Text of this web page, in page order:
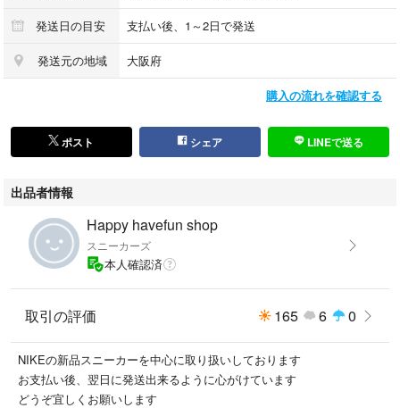
発送日の目安 支払い後、1～2日で発送
発送元の地域 大阪府
購入の流れを確認する
ポスト シェア LINEで送る
出品者情報
Happy havefun shop
スニーカーズ
本人確認済
取引の評価 165 6 0
NIKEの新品スニーカーを中心に取り扱いしております
お支払い後、翌日に発送出来るように心がけています
どうぞ宜しくお願いします